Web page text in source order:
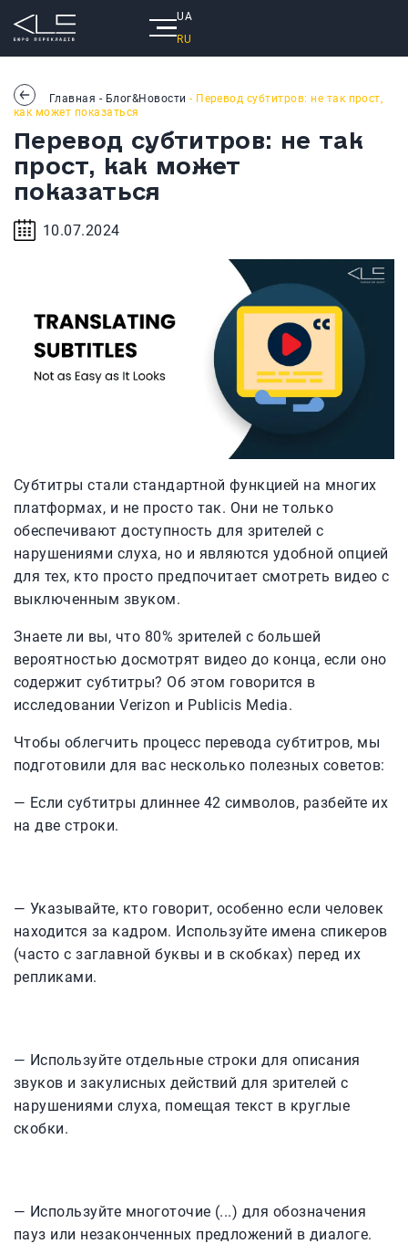
UA
RU
Главная - Блог&Новости - Перевод субтитров: не так прост,
как может показаться
Перевод субтитров: не так
прост, как может
показаться
10.07.2024
Субтитры стали стандартной функцией на многих
платформах, и не просто так. Они не только
обеспечивают доступность для зрителей с
нарушениями слуха, но и являются удобной опцией
для тех, кто просто предпочитает смотреть видео с
выключенным звуком.
Знаете ли вы, что 80% зрителей с большей
вероятностью досмотрят видео до конца, если оно
содержит субтитры? Об этом говорится в
исследовании Verizon и Publicis Media.
Чтобы облегчить процесс перевода субтитров, мы
подготовили для вас несколько полезных советов:
— Если субтитры длиннее 42 символов, разбейте их
на две строки.
— Указывайте, кто говорит, особенно если человек
находится за кадром. Используйте имена спикеров
(часто с заглавной буквы и в скобках) перед их
репликами.
— Используйте отдельные строки для описания
звуков и закулисных действий для зрителей с
нарушениями слуха, помещая текст в круглые
скобки.
— Используйте многоточие (...) для обозначения
пауз или незаконченных предложений в диалоге.